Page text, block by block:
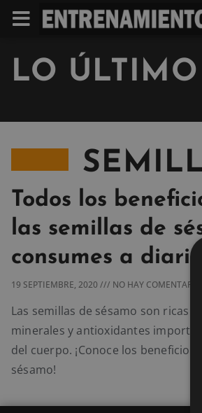
LO ÚLTIMO
Todos los
las semillas de
consumes a diario
19 SEPTIEMBRE, 2020 NO HAY COMENTARIOS
Las semillas de sésamo son ricas
minerales y antioxidantes
del cuerpo. ¡Conoce los
sésamo!